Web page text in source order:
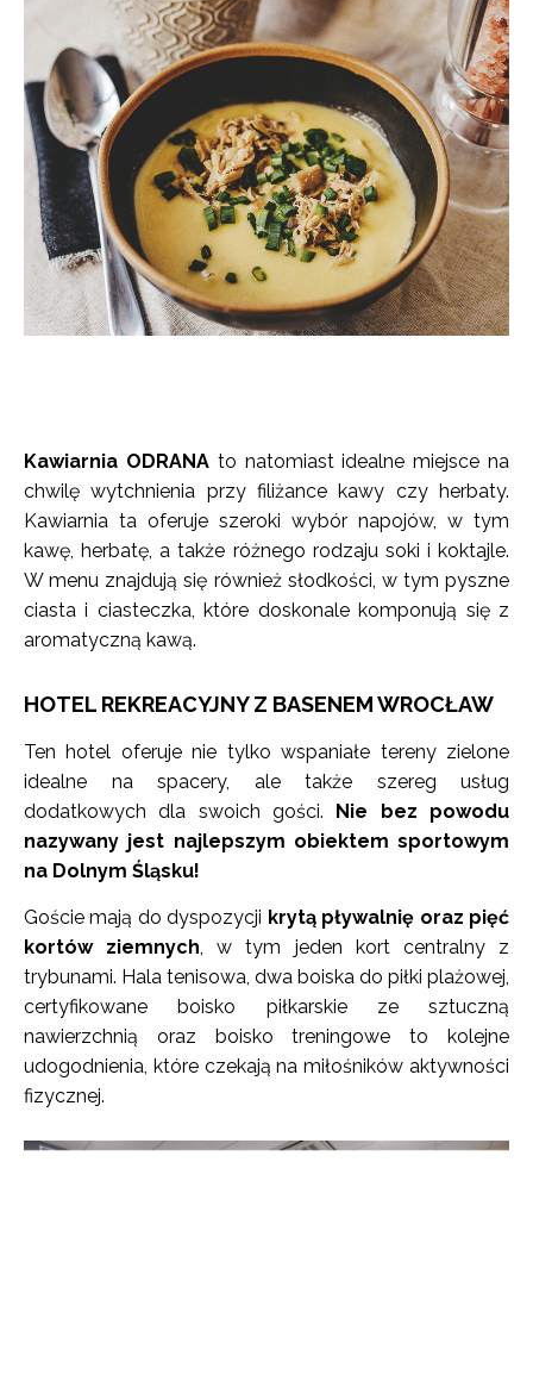
Kawiarnia ODRANAto natomiast idealne miejsce na
chwilę wytchnienia przy filiżance kawy czy herbaty.
Kawiarnia ta oferuje szeroki wybór napojów, w tym
kawę, herbatę, a także różnego rodzaju soki i koktajle.
W menu znajdują się również słodkości, w tym pyszne
ciasta i ciasteczka, które doskonale komponują się z
aromatyczną kawą.
HOTEL REKREACYJNY Z BASENEM WROCŁAW
Ten hotel oferuje nie tylko wspaniałe tereny zielone
idealne na spacery, ale także szereg usług
dodatkowych dla swoich gości. Nie bez powodu
nazywany jest najlepszym obiektem sportowym
na Dolnym Śląsku!
Goście mają do dyspozycji krytą pływalnię oraz pięć
kortów ziemnych, w tym jeden kort centralny z
trybunami. Hala tenisowa, dwa boiska do piłki plażowej,
certyfikowane boisko piłkarskie ze sztuczną
nawierzchnią oraz boisko treningowe to kolejne
udogodnienia, które czekają na miłośników aktywności
fizycznej.